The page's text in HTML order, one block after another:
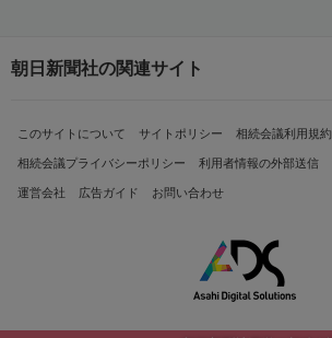
朝日新聞社の関連サイト
このサイトについて サイトポリシー 相続会議利用規約
相続会議プライバシーポリシー 利用者情報の外部送信
運営会社 広告ガイド お問い合わせ